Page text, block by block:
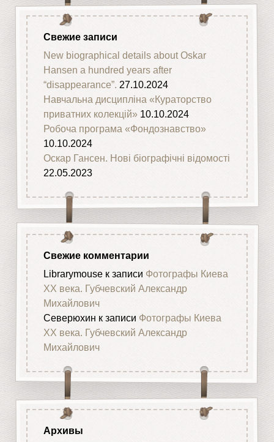
Свежие записи
New biographical details about Oskar
Hansen a hundred years after
“disappearance”. 27.10.2024
Навчальна дисципліна «Кураторство
приватних колекцій» 10.10.2024
Робоча програма «Фондознавство»
10.10.2024
Оскар Гансен. Нові біографічні відомості
22.05.2023
Свежие комментарии
Librarymouseк записи Фотографы Киева
XX века. Губчевский Александр
Михайлович
Северюхин к записи Фотографы Киева
XX века. Губчевский Александр
Михайлович
Архивы